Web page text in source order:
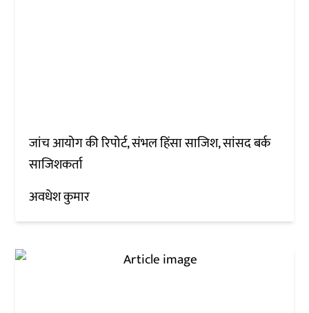
जांच आयोग की रिपोर्ट, संभल हिंसा साजिश, सांसद बर्क
साजिशकर्ता
अवधेश कुमार